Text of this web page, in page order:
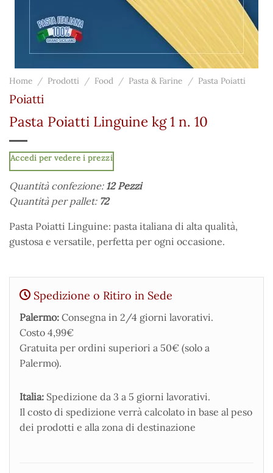
Home / Prodotti / Food / Pasta & Farine / Pasta Poiatti
Poiatti
Pasta Poiatti Linguine kg 1 n. 10
Accedi per vedere i prezzi
Quantità confezione: 12 Pezzi
Quantità per pallet: 72
Pasta Poiatti Linguine: pasta italiana di alta qualità,
gustosa e versatile, perfetta per ogni occasione.
Spedizione o Ritiro in Sede
Palermo: Consegna in 2/4 giorni lavorativi.
Costo 4,99€
Gratuita per ordini superiori a 50€ (solo a
Palermo).
Italia: Spedizione da 3 a 5 giorni lavorativi.
Il costo di spedizione verrà calcolato in base al peso
dei prodotti e alla zona di destinazione